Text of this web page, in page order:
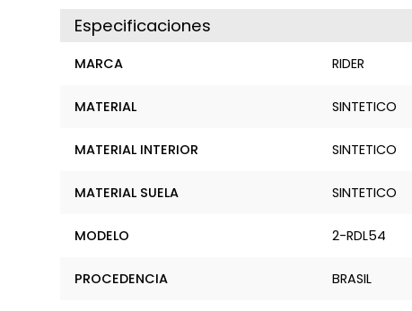
Especificaciones
MARCA RIDER
MATERIAL SINTETICO
MATERIAL INTERIOR SINTETICO
MATERIAL SUELA SINTETICO
MODELO 2-RDL54
PROCEDENCIA BRASIL